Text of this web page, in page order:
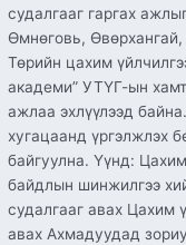
судалгааг гаргах
Өмнөговь,
Төрийн цахим
академи” УТҮГ-ын
ажлаа эхлүүлээд
хугацаанд үргэлжлэх
байгуулна. Үүнд:
байдлын шинжилгээ
судалгааг авах Цахим
авах Ахмадуудад